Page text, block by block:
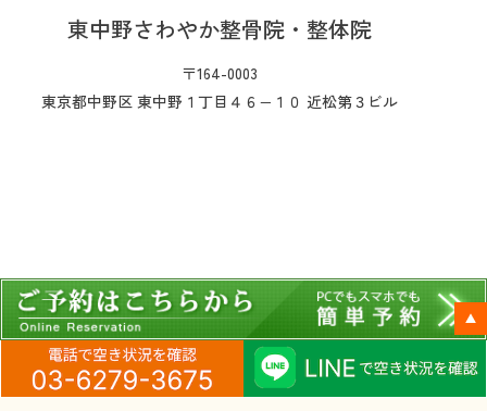
東中野さわやか整骨院・整体院
〒164-0003
東京都中野区 東中野１丁目４６−１０ 近松第３ビル
ペ
ー
ジ